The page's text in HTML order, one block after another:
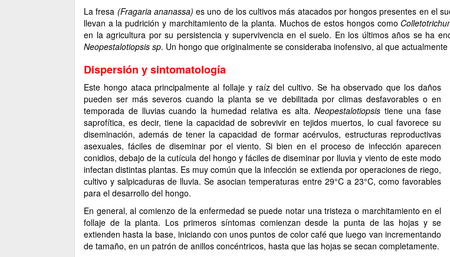
La fresa (Fragaria ananassa) es uno de los cultivos más atacados por hongos presentes en el
llevan a la pudrición y marchitamiento de la planta. Muchos de estos hongos como
en la agricultura por su persistencia y supervivencia en el suelo. En los últimos años se ha
Neopestalotiopsis sp. Un hongo que originalmente se consideraba inofensivo, al que
Dispersión y sintomatología
Este hongo ataca principalmente al follaje y raíz del cultivo. Se ha observado que los daños
pueden ser más severos cuando la planta se ve debilitada por climas desfavorables o en
temporada de lluvias cuando la humedad relativa es alta. Neopestalotiopsistiene una fase
saprofítica, es decir, tiene la capacidad de sobrevivir en tejidos muertos, lo cual favorece su
diseminación, además de tener la capacidad de formar acérvulos, estructuras reproductivas
asexuales, fáciles de diseminar por el viento. Si bien en el proceso de infección aparecen
conidios, debajo de la cutícula del hongo y fáciles de diseminar por lluvia y viento de este modo
infectan distintas plantas. Es muy común que la infección se extienda por operaciones de riego,
cultivo y salpicaduras de lluvia. Se asocian temperaturas entre 29°C a 23°C, como favorables
para el desarrollo del hongo.
En general, al comienzo de la enfermedad se puede notar una tristeza o marchitamiento en el
follaje de la planta. Los primeros síntomas comienzan desde la punta de las hojas y se
extienden hasta la base, iniciando con unos puntos de color café que luego van incrementando
de tamaño, en un patrón de anillos concéntricos, hasta que las hojas se secan completamente.